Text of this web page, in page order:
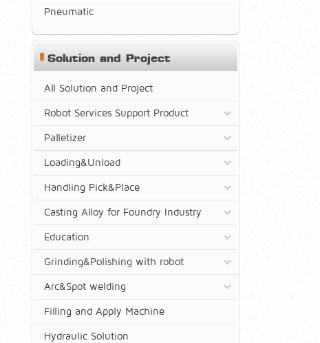
Pneumatic
Solution and Project
All Solution and Project
Robot Services Support Product
Palletizer
Loading&Unload
Handling Pick&Place
Casting Alloy for Foundry Industry
Education
Grinding&Polishing with robot
Arc&Spot welding
Filling and Apply Machine
Hydraulic Solution